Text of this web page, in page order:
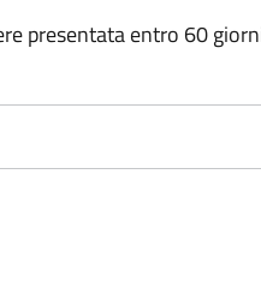
presentata entro 60